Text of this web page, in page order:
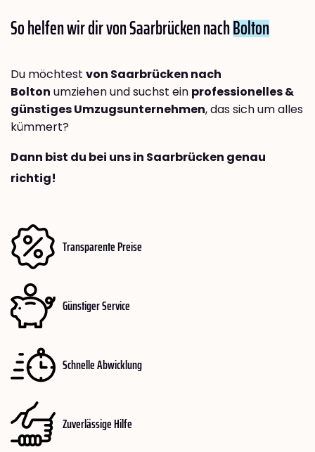
So helfen wir dir von Saarbrücken nachBolton
Du möchtest von Saarbrücken nach
Bolton umziehen und suchst ein professionelles &
günstiges Umzugsunternehmen, das sich um alles
kümmert?
Dann bist du bei uns in Saarbrücken genau
richtig!
Transparente Preise
Günstiger Service
Schnelle Abwicklung
Zuverlässige Hilfe